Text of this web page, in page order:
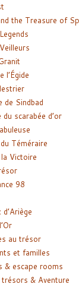
the Treasure of
l’Égide
de Sindbad
du scarabée d’or
Téméraire
Victoire
98
au trésor
et familles
& escape rooms
trésors & Aventure